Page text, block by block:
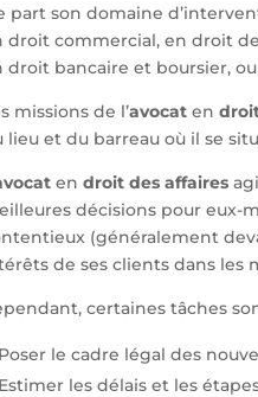
part son domaine
droit commercial, en droit
droit bancaire et boursier,
missions de l’avocat en
lieu et du barreau où il se
en droit des affaires
décisions pour eux-
(généralement
de ses clients dans les
certaines tâches
Poser le cadre légal des
Estimer les délais et les